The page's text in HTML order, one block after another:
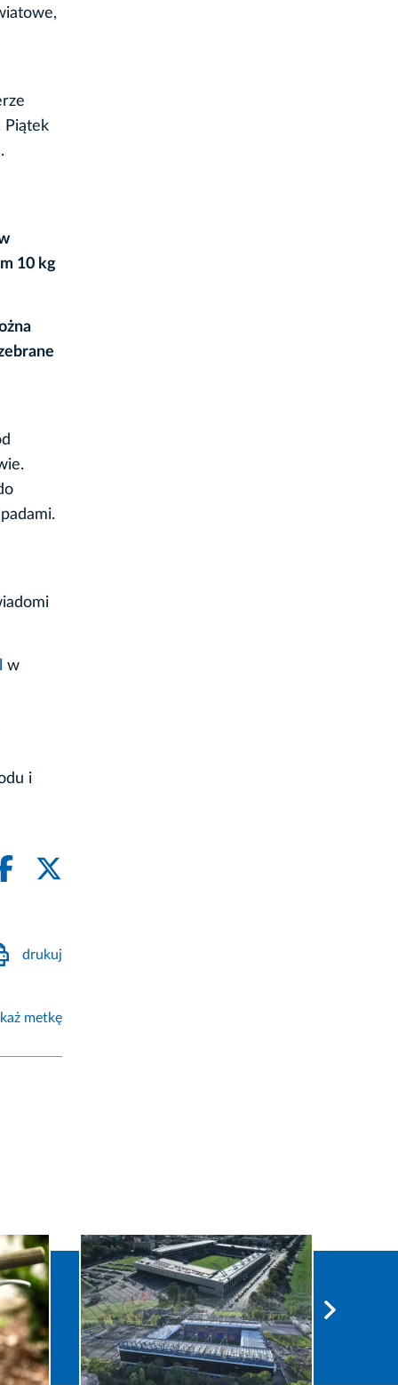
Piątek
10 kg
w
i
drukuj
metkę